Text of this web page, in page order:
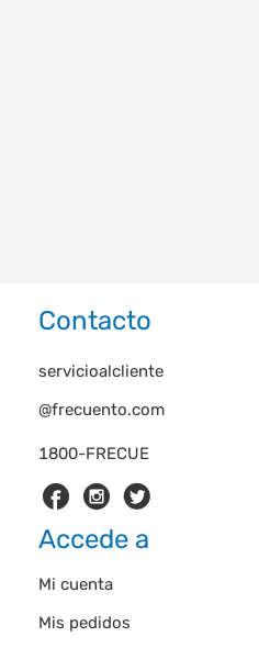
Contacto
1800-FRECUE
servicioalcliente
@frecuento.com
Accede a
Mi cuenta
Mis pedidos